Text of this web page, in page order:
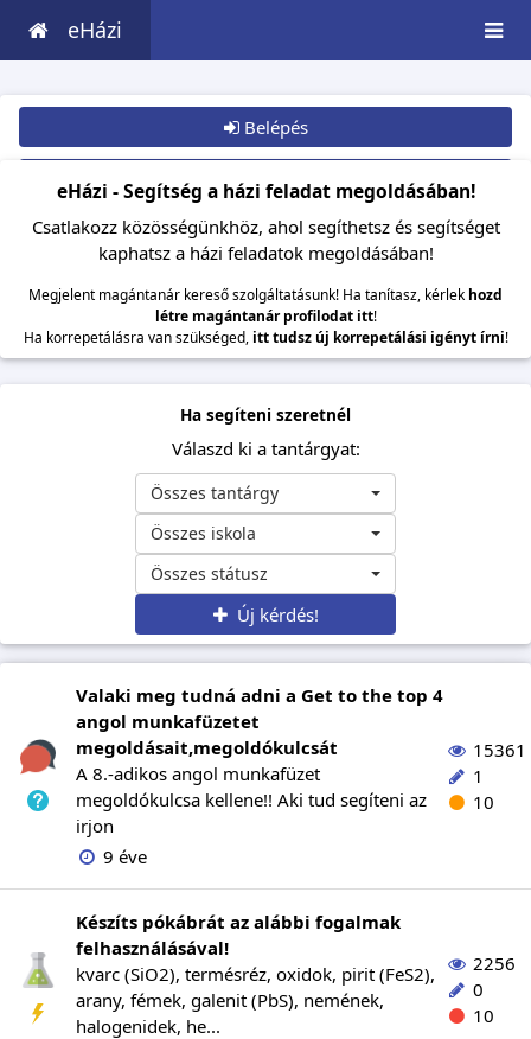
eHázi
Belépés
Csatlakozom
eHázi - Segítség a házi feladat megoldásában!
Csatlakozz közösségünkhöz, ahol segíthetsz és segítséget
kaphatsz a házi feladatok megoldásában!
Megjelent magántanár kereső szolgáltatásunk! Ha tanítasz, kérlek hozd
létre magántanár profilodat itt!
Ha korrepetálásra van szükséged, itt tudsz új korrepetálási igényt írni!
Ha segíteni szeretnél
Válaszd ki a tantárgyat:
Összes tantárgy
Összes iskola
Összes státusz
Új kérdés!
Valaki meg tudná adni a Get to the top 4
angol munkafüzetet
megoldásait,megoldókulcsát
A 8.-adikos angol munkafüzet
megoldókulcsa kellene!! Aki tud segíteni az
irjon
9 éve
15361
1
10
Készíts pókábrát az alábbi fogalmak
felhasználásával!
kvarc (SiO2), termésréz, oxidok, pirit (FeS2),
arany, fémek, galenit (PbS), nemének,
halogenidek, he...
2256
0
10